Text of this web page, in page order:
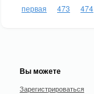
первая
473 474
Вы можете
Зарегистрироваться